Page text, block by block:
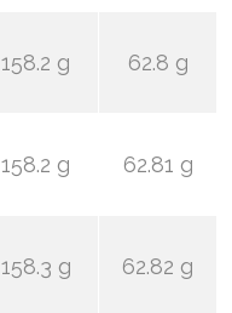
158.2 g 62.8 g
158.2 g 62.81 g
158.3 g 62.82 g